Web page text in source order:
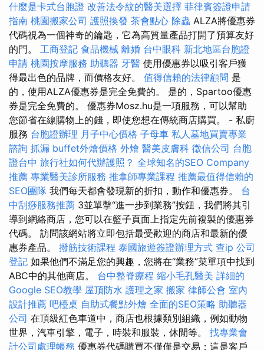
什麼是卡式台胞證 改善法令紋的醫美選擇 菲律賓簽證申請
指南 桃園搬家公司 護照換發 茶會點心 除蟲 ALZA將優惠券
代碼視為一個神奇的鑰匙，它為高質量產品打開了預算友好
的門。 工商登記 食品機械 離婚 台中眼科 新北地區台胞證
申請 桃園按摩服務 助聽器 牙醫 使用優惠券以吸引客戶獲
得最出色的品牌，而價格友好。 值得信賴的法律顧問 是
的，使用ALZA優惠券是完全免費的。 是的，Spartoo優惠
券是完全免費的。 優惠券Mosz.hu是一項服務，可以幫助
您節省在線購物上的錢，即使您想在傳統商店購買。 - 私廚
服務 台胞證辦理 月子中心價格 子母車 私人墓地買賣專業
諮詢 抓漏 buffet外燴價格 外燴 醫美皮膚科 徵信公司 台胞
證台中 旅行社如何代辦護照？ 全球知名的SEO Company
推薦 專業醫美診所服務 推拿師專業課程 推薦最值得信賴的
SEO團隊 我們每天都會發現新的折扣，動作和優惠券。 台
中刮痧服務推薦 3並單擊“進一步到業務”按鈕，我們將其引
導到網絡商店，您可以在籃子頁面上指定先前複製的優惠券
代碼。 訪問該網站將立即包括最受歡迎的商店和最新的優
惠券產品。 撥筋技術課程 泰國旅遊簽證辦理方式 查ip 公司
登記 如果他們不滿足您的興趣，您將在“業務”菜單項中找到
ABC中的其他商店。 台中整脊療程 縮小毛孔醫美 詳細的
Google SEO教學 屋頂防水 護理之家 搬家 律師公會 室內
設計推薦 吧檯桌 自助式餐點外燴 全面的SEO策略 助聽器
公司 在頂級紅色車道中，商店也根據類別組織，例如動物
世界，汽車引擎，電子，時裝和服裝，休閒等。 找專業會
計公司處理帳務 優惠券代碼購買不僅僅是交易；這是客戶